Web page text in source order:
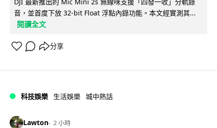
DJI 最新推出的 Mic Mini 2s 無線咪支援「四發一收」分軌錄
音，並首度下放 32-bit Float 浮點內錄功能。本文經實測其...
閱讀全文
分享
科技娛樂 生活娛樂 城中熱話
Lawton 2 小時